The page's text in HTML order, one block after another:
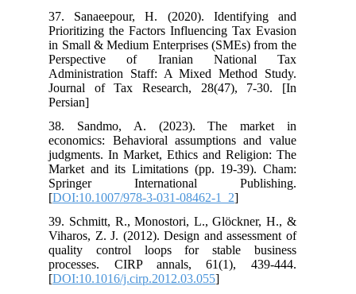
37. Sanaeepour, H. (2020). Identifying and
Prioritizing the Factors Influencing Tax Evasion
in Small & Medium Enterprises (SMEs) from the
Perspective of Iranian National Tax
Administration Staff: A Mixed Method Study.
Journal of Tax Research, 28(47), 7-30. [In
Persian]
38. Sandmo, A. (2023). The market in
economics: Behavioral assumptions and value
judgments. In Market, Ethics and Religion: The
Market and its Limitations (pp. 19-39). Cham:
Springer International Publishing.
[DOI:10.1007/978-3-031-08462-1_2
39. Schmitt, R., Monostori, L., Glöckner, H., &
Viharos, Z. J. (2012). Design and assessment of
quality control loops for stable business
processes. CIRP annals, 61(1), 439-444.
[DOI:10.1016/j.cirp.2012.03.055